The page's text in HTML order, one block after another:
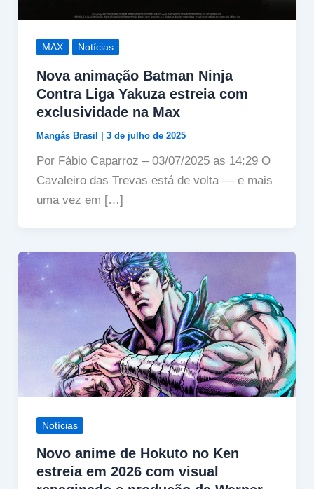
MAX Notícias
Nova animação Batman Ninja
Contra Liga Yakuza estreia com
exclusividade na Max
Mangás Brasil | 3 de julho de 2025
Por Fábio Caparroz – 03/07/2025 as 14:29 O
Cavaleiro das Trevas está de volta — e mais
uma vez em […]
Notícias
Novo anime de Hokuto no Ken
estreia em 2026 com visual